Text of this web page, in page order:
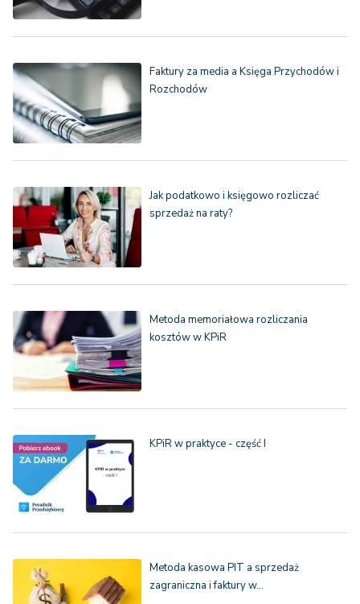
Faktury za media a Księga Przychodów i
Rozchodów
Jak podatkowo i księgowo rozliczać
sprzedaż na raty?
Metoda memoriałowa rozliczania
kosztów w KPiR
KPiR w praktyce - część I
Metoda kasowa PIT a sprzedaż
zagraniczna i faktury w…